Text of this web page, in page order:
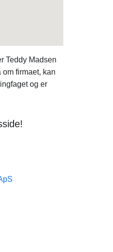
Teddy Madsen
firmaet, kan
og er